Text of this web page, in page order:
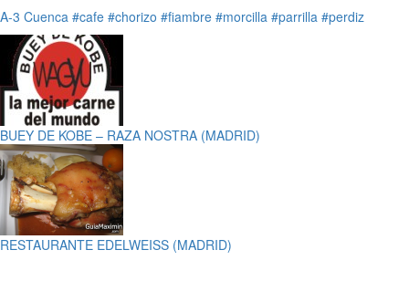
A-3 Cuenca #cafe #chorizo #fiambre #morcilla #parrilla #perdiz
BUEY DE KOBE – RAZA NOSTRA (MADRID)
RESTAURANTE EDELWEISS (MADRID)